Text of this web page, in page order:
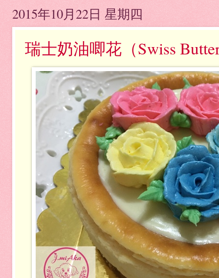
2015年10月22日 星期四
瑞士奶油唧花（Swiss